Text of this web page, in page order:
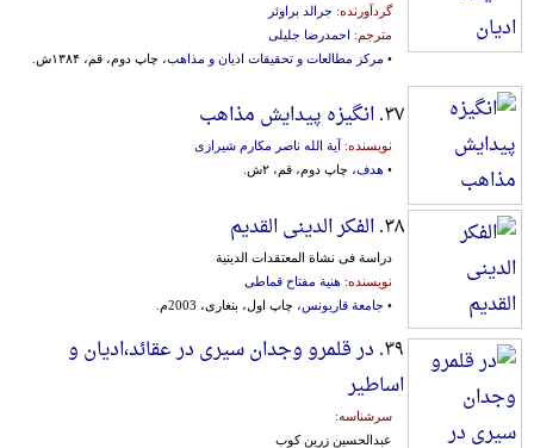
گردآورنده: جرالد براوئر
مترجم: احمدرضا جلیلی
• مرکز مطالعات و تحقیقات ادیان و مذاهب، چاپ دوم، قم، ۱۳۸۴ش.
۳۷. انگیزه پیدایش مذاهب
نویسنده: آیة الله ناصر مکارم شیرازی
• هدف، چاپ دوم، قم، ۲ش.
۳۸. الفکر الدینی القدیم
دراسة فی نشاة المعتقدات الدینیة
نویسنده: هنیة مفتاح قماطی
• جامعة قاریونس، چاپ اول، بنغاری، 2003م.
۳۹. در قلمرو وجدان سیری در عقائد،ادیان و
اساطیر
سرشناسه:
عبدالحسین زرین کوب